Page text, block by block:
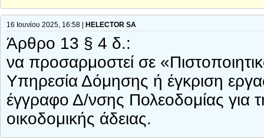
16 Ιουνίου 2025, 16:58 | HELECTOR SA
Άρθρο 13 § 4 δ.:
να προσαρμοστεί σε
Υπηρεσία Δόμησης ή έγκριση
έγγραφο Δ/νσης Πολεοδομίας για
οικοδομικής άδειας.